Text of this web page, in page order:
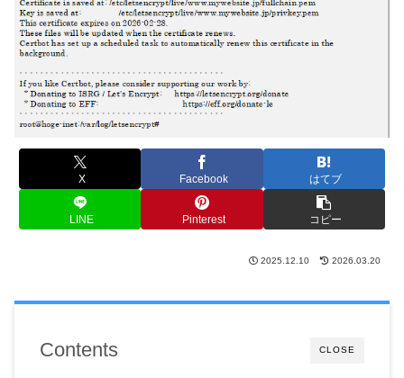
X Facebook はてブ
LINE Pinterest コピー
2025.12.10 2026.03.20
CLOSE
Contents